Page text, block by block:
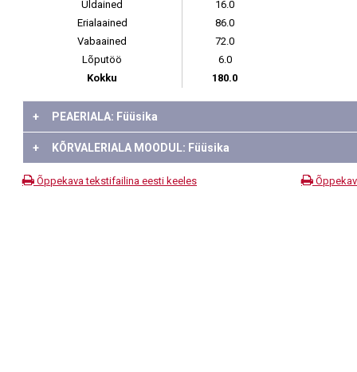
Üldained
16.0
Erialaained
86.0
Vabaained
72.0
Lõputöö
6.0
Kokku
180.0
+ PEAERIALA: Füüsika
+ KÕRVALERIALA MOODUL: Füüsika
Õppekava tekstifailina eesti keeles